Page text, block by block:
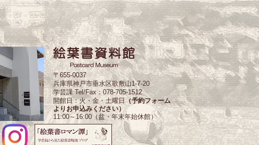
〒655-0037
兵庫県神戸市垂水区歌敷山1-7-20
学芸課 Tel/Fax：078-705-1512
開館日：火・金・土曜日 （予約フォーム
よりお申込みください）
11:00～16:00（盆・年末年始休館）